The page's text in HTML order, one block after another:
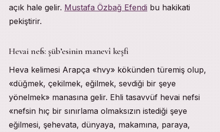
açık hale gelir. Mustafa Özbağ Efendi bu hakikati
pekiştirir.
Hevai nefs: şüb’esinin manevî keşfi
Heva kelimesi Arapça «hvy» kökünden türemiş olup,
«düğmek, çekilmek, eğilmek, sevdiği bir şeye
yönelmek» manasına gelir. Ehli tasavvüf hevai nefsi
«nefsin hıç bir sınırlama olmaksızın istediği şeye
eğilmesi, şehevata, dünyaya, makamına, paraya,